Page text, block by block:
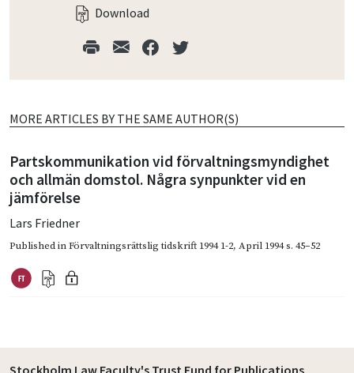
Download
MORE ARTICLES BY THE SAME AUTHOR(S)
Partskommunikation vid förvaltningsmyndighet
och allmän domstol. Några synpunkter vid en
jämförelse
Lars Friedner
Published inFörvaltningsrättslig tidskrift 1994 1-2, April 1994s. 45–52